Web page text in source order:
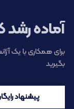
آماده
برای همکاری با یک
بگیرید
پیشنهاد